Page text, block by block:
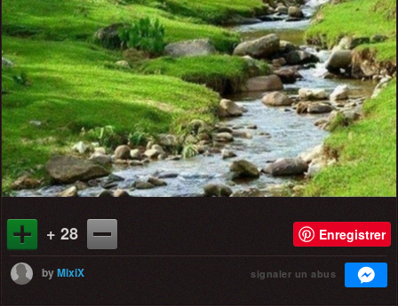
+ 28 Enregistrer
byMixiX signaler un abus